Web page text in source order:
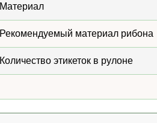
Материал
Рекомендуемый материал рибона
Количество этикеток в рулоне